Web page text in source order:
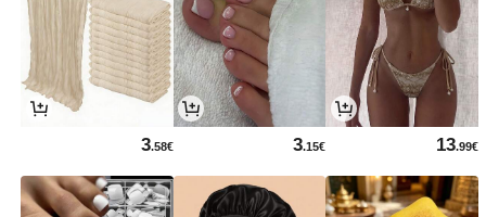
13.99€
3.15€
3.58€